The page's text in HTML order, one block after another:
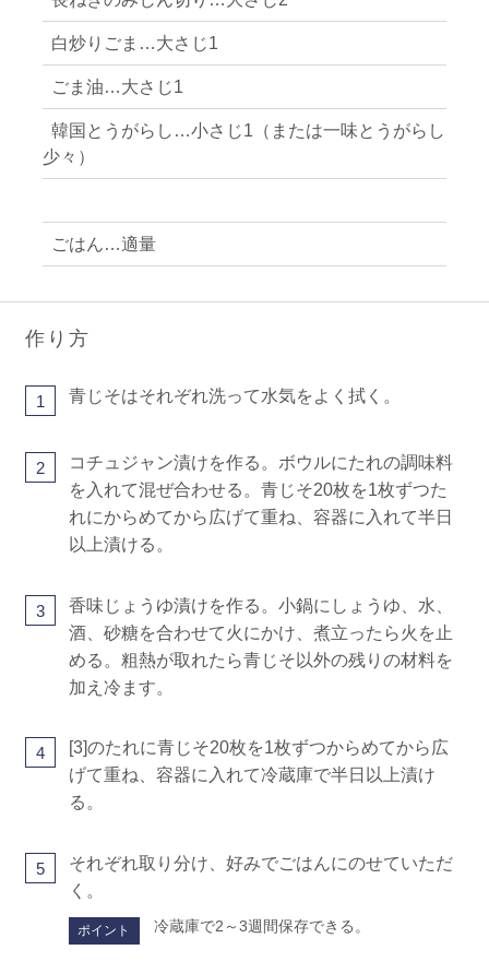
白炒りごま…大さじ1
ごま油…大さじ1
韓国とうがらし…小さじ1（または一味とうがらし
少々）
ごはん…適量
作り方
1 青じそはそれぞれ洗って水気をよく拭く。
2
コチュジャン漬けを作る。ボウルにたれの調味料
を入れて混ぜ合わせる。青じそ20枚を1枚ずつた
れにからめてから広げて重ね、容器に入れて半日
以上漬ける。
3
香味じょうゆ漬けを作る。小鍋にしょうゆ、水、
酒、砂糖を合わせて火にかけ、煮立ったら火を止
める。粗熱が取れたら青じそ以外の残りの材料を
加え冷ます。
4
[3]のたれに青じそ20枚を1枚ずつからめてから広
げて重ね、容器に入れて冷蔵庫で半日以上漬け
る。
5
それぞれ取り分け、好みでごはんにのせていただ
く。
ポイント 冷蔵庫で2～3週間保存できる。